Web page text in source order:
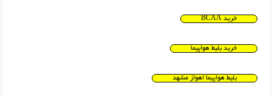
خرید BCAA
خرید بلیط هواپیما
بلیط هواپیما اهواز مشهد